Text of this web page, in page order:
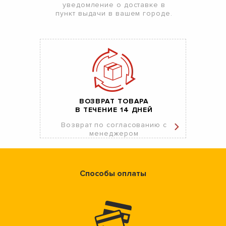
уведомление о доставке в
пункт выдачи в вашем городе.
ВОЗВРАТ ТОВАРА
В ТЕЧЕНИЕ 14 ДНЕЙ
Возврат по согласованию с
менеджером
Способы оплаты